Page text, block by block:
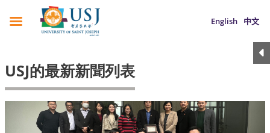
English 中文
USJ的最新新聞列表